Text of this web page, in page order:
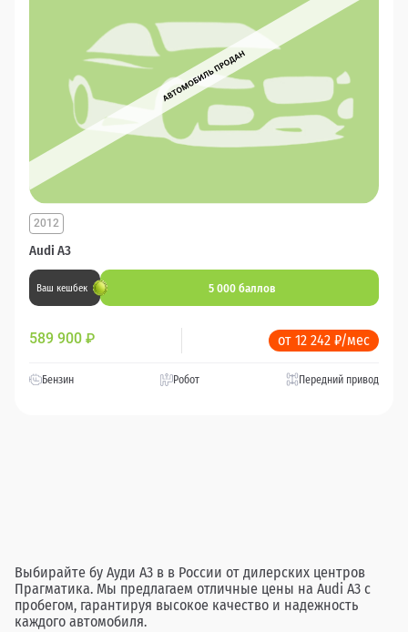
Audi A3
2012
Ваш кешбек 5 000 баллов
589 900 ₽ от 12 242 ₽/мес
Бензин Робот Передний привод
Выбирайте бу Ауди А3 в в России от дилерских центров
Прагматика. Мы предлагаем отличные цены на Audi A3 с
пробегом, гарантируя высокое качество и надежность
каждого автомобиля.